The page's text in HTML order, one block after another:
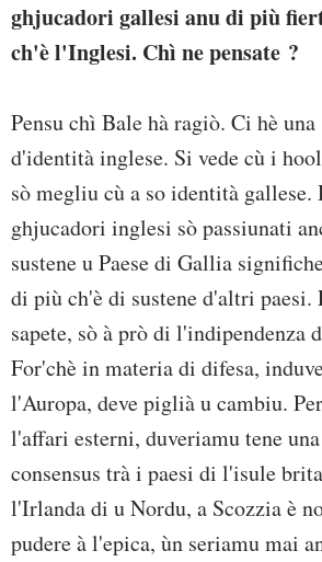
ghjucadori gallesi anu di più
ch'è l'Inglesi. Chì ne pensate ?
Pensu chì Bale hà ragiò. Ci hè
d'identità inglese. Si vede cù i
sò megliu cù a so identità gallese.
ghjucadori inglesi sò passiunati
sustene u Paese di Gallia
di più ch'è di sustene d'altri paesi.
sapete, sò à prò di l'indipendenza
For'chè in materia di difesa,
l'Auropa, deve piglià u cambiu.
l'affari esterni, duveriamu tene
consensus trà i paesi di l'isule
l'Irlanda di u Nordu, a Scozzia è
pudere à l'epica, ùn seriamu mai